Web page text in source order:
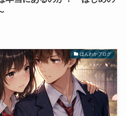
ほんわかブログ